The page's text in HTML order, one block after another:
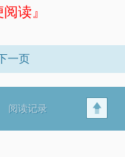
读』
一页
阅读记录